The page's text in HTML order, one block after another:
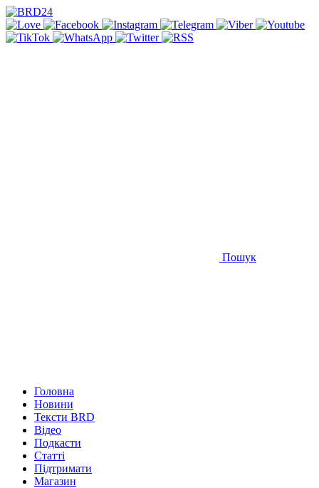
Пошук
Головна
Новини
Тексти BRD
Відео
Подкасти
Статті
Підтримати
Магазин